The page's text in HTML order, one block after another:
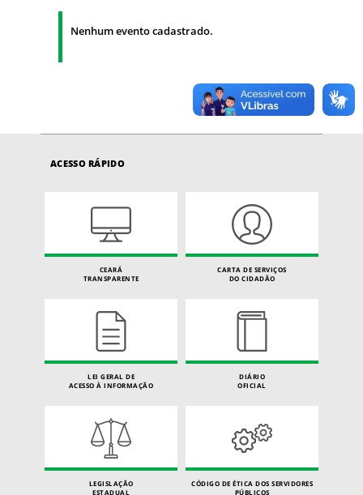
Nenhum evento cadastrado.
ACESSO RÁPIDO
CEARÁ
TRANSPARENTE
CARTA DE SERVIÇOS
DO CIDADÃO
LEI GERAL DE
ACESSO À INFORMAÇÃO
DIÁRIO
OFICIAL
LEGISLAÇÃO
ESTADUAL
CÓDIGO DE ÉTICA DOS SERVIDORES
PÚBLICOS